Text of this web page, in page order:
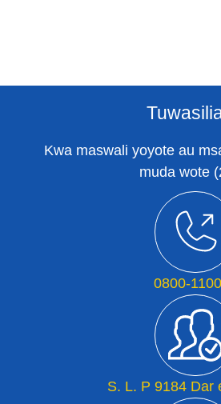
Kwa maswali yoyote au
muda wote
0800-
S. L. P 9184 Dar